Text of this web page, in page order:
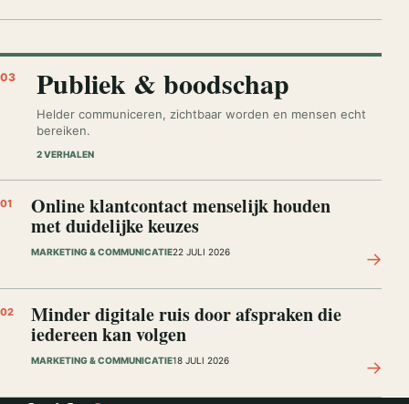
03 Publiek & boodschap
Helder communiceren, zichtbaar worden en mensen echt
bereiken.
2 VERHALEN
01 Online klantcontact menselijk houden
met duidelijke keuzes
MARKETING & COMMUNICATIE22 JULI 2026 →
02 Minder digitale ruis door afspraken die
iedereen kan volgen
MARKETING & COMMUNICATIE18 JULI 2026 →